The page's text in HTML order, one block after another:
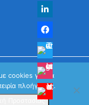
cookies για να
πλοήγησης.
Προστασίας